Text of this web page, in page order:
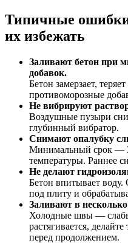
Типичные
их избежать
Заливают бетон при
добавок.
Бетон замерзает,
противоморозные
Не вибрируют
Воздушные пузыри
глубинный вибратор.
Снимают опалубку
Минимальный срок —
температуры. Раннее
Не делают
Бетон впитывает воду.
под плиту и
Заливают в
Холодные швы —
растягивается,
перед продолжением.